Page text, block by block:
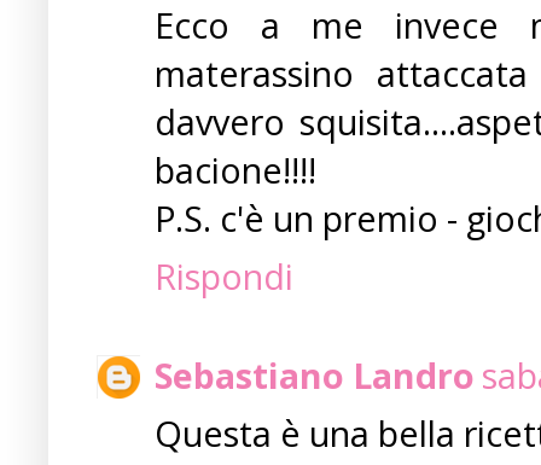
Ecco a me invece
materassino
davvero
bacione!!!!
P.S. c'è un premio -
Rispondi
Sebastiano Landro
Questa è una bella